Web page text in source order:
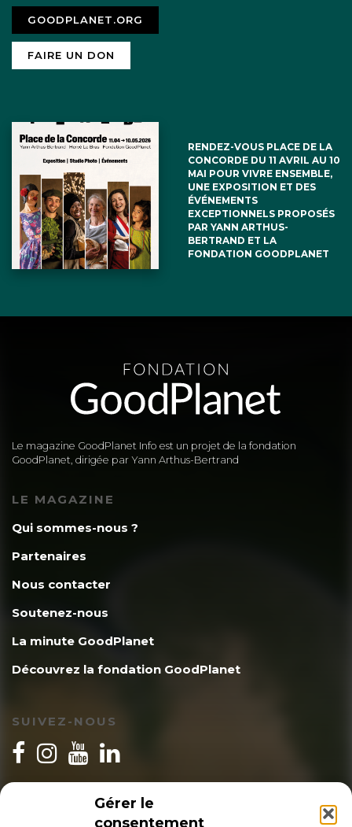
Gérer le
consentement
GOODPLANET.ORG
FAIRE UN DON
RENDEZ-VOUS PLACE DE LA
CONCORDE DU 11 AVRIL AU 10
MAI POUR VIVRE ENSEMBLE,
UNE EXPOSITION ET DES
ÉVÉNEMENTS
EXCEPTIONNELS PROPOSÉS
PAR YANN ARTHUS-
BERTRAND ET LA
FONDATION GOODPLANET
Le magazine GoodPlanet Info est un projet de la fondation
GoodPlanet, dirigée par Yann Arthus-Bertrand
LE MAGAZINE
Qui sommes-nous ?
Partenaires
Nous contacter
Soutenez-nous
La minute GoodPlanet
Découvrez la fondation GoodPlanet
SUIVEZ-NOUS
INSCRIPTION NEWSLETTER